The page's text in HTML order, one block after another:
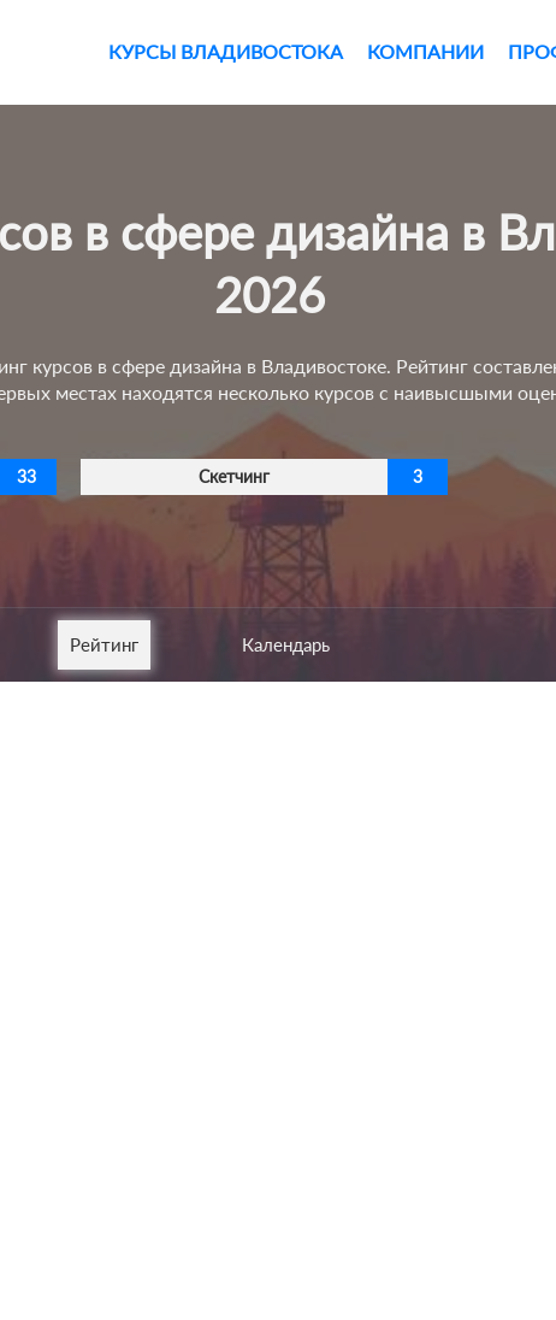
КУРСЫ ВЛАДИВОСТОКА КОМПАНИИ
2026
курсов в сфере дизайна в Владивостоке. Рейтинг
местах находятся несколько курсов с наивысшыми
33 Скетчинг 3
Рейтинг Календарь